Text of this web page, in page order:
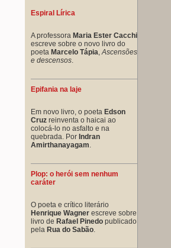
Espiral Lírica
A professora Maria Ester Cacchi
escreve sobre o novo livro do
poeta Marcelo Tápia Ascensões
e descensos
Epifania na laje
Em novo livro, o poeta Edson
Cruz reinventa o haicai ao
colocá-lo no asfalto e na
quebrada. Por Indran
Amirthanayagam
Plop: o herói sem nenhum
caráter
O poeta e crítico literário
Henrique Wagner escreve sobre
livro de Rafael Pinedo publicado
pela Rua do Sabão